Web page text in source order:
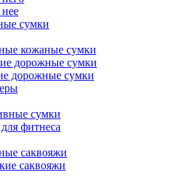
сумки
кожаные сумки
дорожные сумки
дорожные сумки
сумки
фитнеса
саквояжи
саквояжи